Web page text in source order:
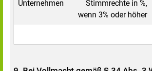
Unternehmen
Stimmrechte in %,
wenn 3% oder höher